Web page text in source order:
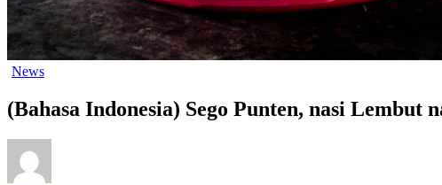
News
(Bahasa Indonesia) Sego Punten, nasi